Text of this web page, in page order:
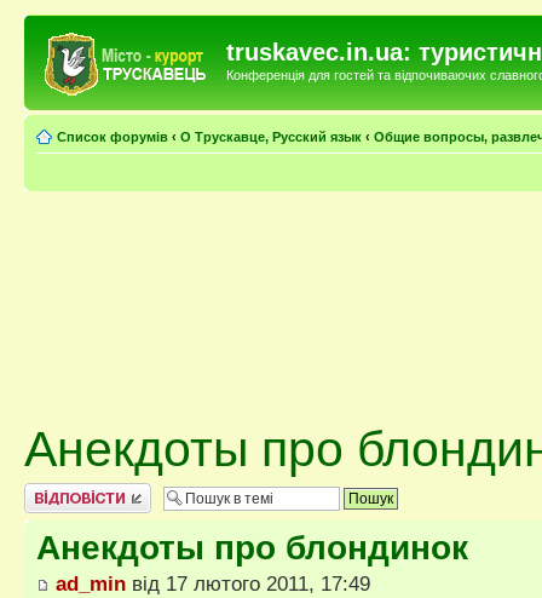
truskavec.in.ua:
Конференція для гостей та відпочиваючих
Список форумів ‹ О Трускавце, Русский язык ‹ Общие вопросы,
Анекдоты про
Відповісти
Анекдоты про блондинок
ad_min від 17 лютого 2011, 17:49